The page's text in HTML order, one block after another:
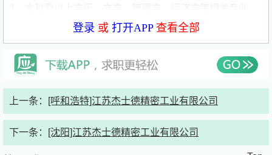
汉语言文学、人力资源管理、工商管理等相关专业优先
级/雅思5.5分以上优先考虑
3、熟练操作Word、Excel、PowerPoint等常用办公软件
程，具备文字撰写与校对能力，可独立完成公文、纪要等文
6、具备良好的沟通表达能力，善于倾听、精准传达，具备
登录 或 打开APP查看全部
上一条： [呼和浩特]江苏杰士德精密工业有限公司
下一条： [沈阳]江苏杰士德精密工业有限公司